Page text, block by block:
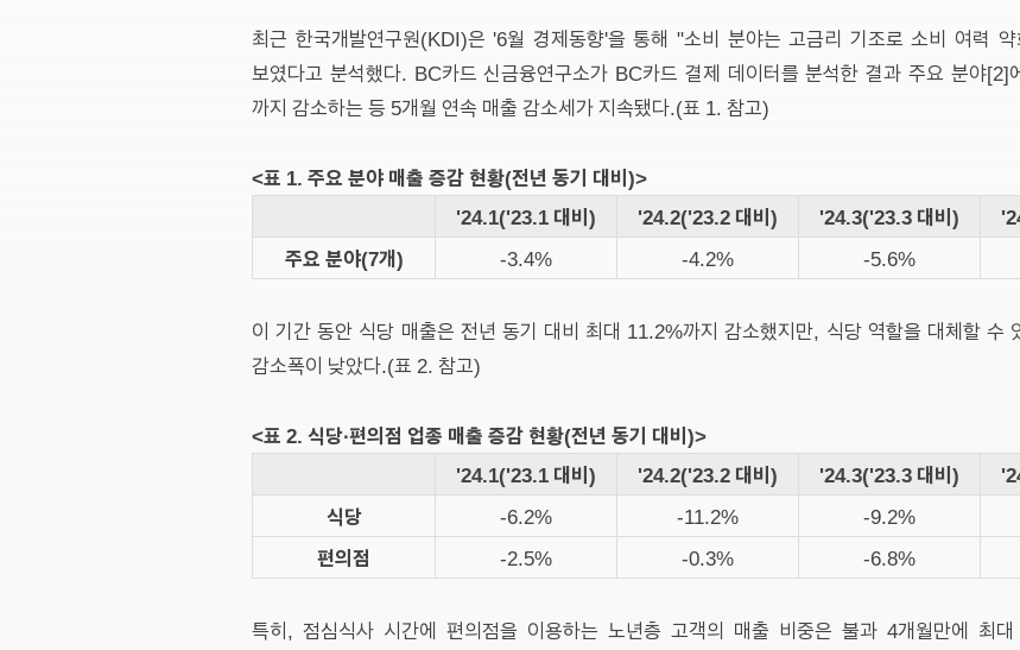
최근 한국개발연구원(KDI)은 '6월 경제동향'을 통해 "소비 분야는 고금리 기조로 소비 여력
보였다고 분석했다. BC카드 신금융연구소가 BC카드 결제 데이터를 분석한 결과 주요 분야
까지 감소하는 등 5개월 연속 매출 감소세가 지속됐다.(표 1. 참고)
<표 1. 주요 분야 매출 증감 현황(전년 동기 대비)>
'24.1('23.1 대비)
'24.2('23.2 대비) '24.3('23.3 대비)
주요 분야(7개)
-3.4% -4.2% -5.6%
이 기간 동안 식당 매출은 전년 동기 대비 최대 11.2%까지 감소했지만, 식당 역할을 대체할 수
감소폭이 낮았다.(표 2. 참고)
<표 2. 식당∙편의점 업종 매출 증감 현황(전년 동기 대비)>
'24.1('23.1 대비)
'24.2('23.2 대비) '24.3('23.3 대비)
식당
-6.2% -11.2% -9.2%
편의점 -2.5% -0.3% -6.8%
특히, 점심식사 시간에 편의점을 이용하는 노년층 고객의 매출 비중은 불과 4개월만에 최